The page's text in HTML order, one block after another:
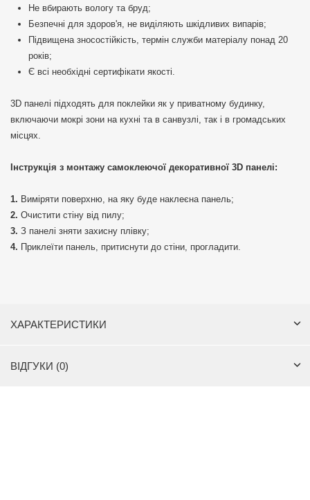
Не вбирають вологу та бруд;
Безпечні для здоров'я, не виділяють шкідливих випарів;
Підвищена зносостійкість, термін служби матеріалу понад 20
років;
Є всі необхідні сертифікати якості.
3D панелі підходять для поклейки як у приватному будинку,
включаючи мокрі зони на кухні та в санвузлі, так і в громадських
місцях.
Інструкція з монтажу самоклеючої декоративної 3D панелі:
Виміряти поверхню, на яку буде наклеєна панель;
Очистити стіну від пилу;
З панелі зняти захисну плівку;
Приклеїти панель, притиснути до стіни, прогладити.
ХАРАКТЕРИСТИКИ
ВІДГУКИ (0)